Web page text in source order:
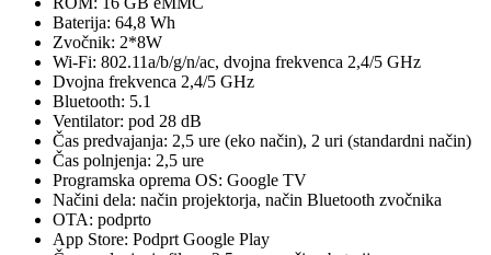
Baterija: 64,8 Wh
Zvočnik: 2*8W
Wi-Fi: 802.11a/b/g/n/ac, dvojna frekvenca 2,4/5 GHz
Dvojna frekvenca 2,4/5 GHz
Bluetooth: 5.1
Ventilator: pod 28 dB
Čas predvajanja: 2,5 ure (eko način), 2 uri (standardni način)
Čas polnjenja: 2,5 ure
Programska oprema OS: Google TV
Načini dela: način projektorja, način Bluetooth zvočnika
OTA: podprto
App Store: Podprt Google Play